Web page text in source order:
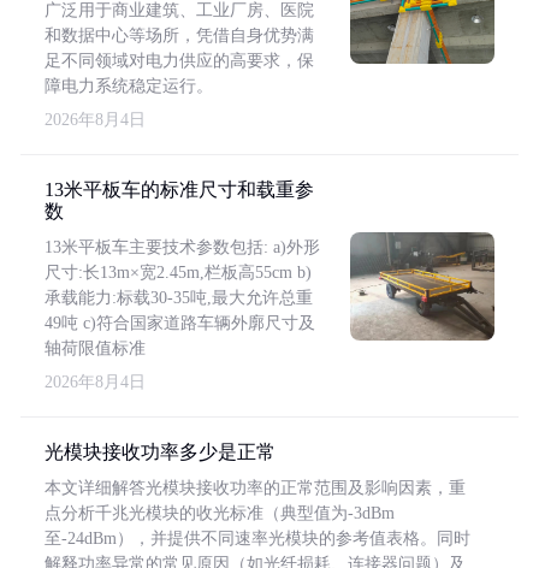
广泛用于商业建筑、工业厂房、医院
和数据中心等场所，凭借自身优势满
足不同领域对电力供应的高要求，保
障电力系统稳定运行。
2026年8月4日
13米平板车的标准尺寸和载重参
数
13米平板车主要技术参数包括: a)外形
尺寸:长13m×宽2.45m,栏板高55cm b)
承载能力:标载30-35吨,最大允许总重
49吨 c)符合国家道路车辆外廓尺寸及
轴荷限值标准
2026年8月4日
光模块接收功率多少是正常
本文详细解答光模块接收功率的正常范围及影响因素，重
点分析千兆光模块的收光标准（典型值为-3dBm
至-24dBm），并提供不同速率光模块的参考值表格。同时
解释功率异常的常见原因（如光纤损耗、连接器问题）及